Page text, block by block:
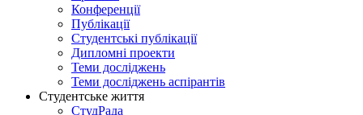
Конференції
Публікації
Студентські публікації
Дипломні проекти
Теми досліджень
Теми досліджень аспірантів
Студентське життя
СтудРада